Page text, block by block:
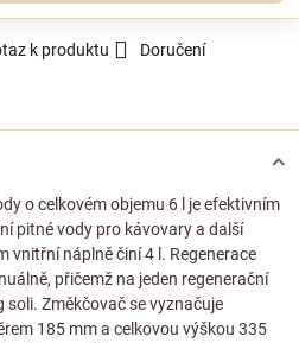
k produktu Doručení
o celkovém objemu 6 l je efektivním
pitné vody pro kávovary a další
vnitřní náplně činí 4 l. Regenerace
přičemž na jeden regenerační
soli. Změkčovač se vyznačuje
185 mm a celkovou výškou 335